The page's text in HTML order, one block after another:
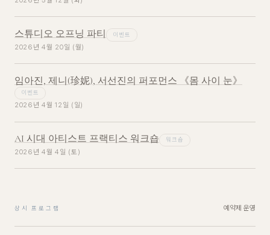
스튜디오 오프닝 파티 이벤트
2026년 4월 20일 (월)
임아진, 제니(珍妮), 서선진의 퍼포먼스 《몸 사이 눈》
이벤트
2026년 4월 12일 (일)
AI 시대 아티스트 프랙티스 워크숍 워크숍
2026년 4월 4일 (토)
상시 프로그램 예약제 운영